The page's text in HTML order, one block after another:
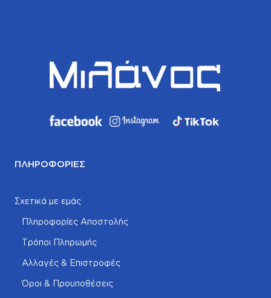
ΠΛΗΡΟΦΟΡΊΕΣ
Σχετικά με εμάς
Πληροφορίες Αποστολής
Τρόποι Πληρωμής
Αλλαγές & Επιστροφές
Όροι & Προυποθέσεις